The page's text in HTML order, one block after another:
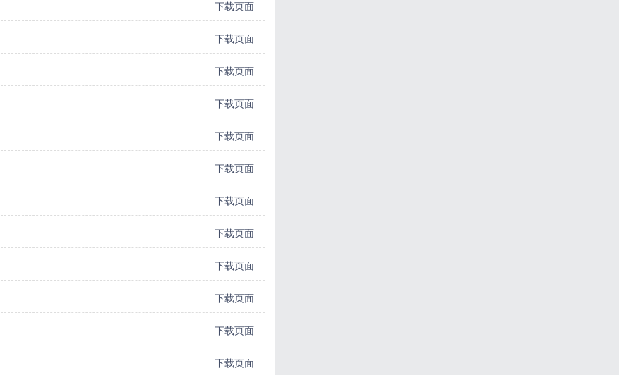
下载页面
下载页面
下载页面
下载页面
下载页面
下载页面
下载页面
下载页面
下载页面
下载页面
下载页面
下载页面